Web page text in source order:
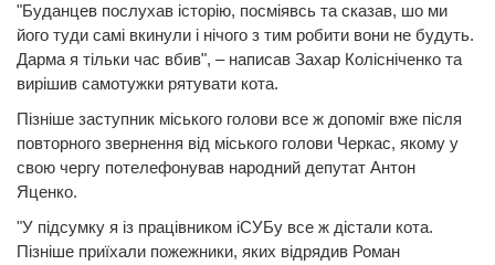
"Буданцев послухав історію, посміявсь та сказав, шо ми
його туди самі вкинули і нічого з тим робити вони не будуть.
Дарма я тільки час вбив", – написав Захар Колісніченко та
вирішив самотужки рятувати кота.
Пізніше заступник міського голови все ж допоміг вже після
повторного звернення від міського голови Черкас, якому у
свою чергу потелефонував народний депутат Антон
Яценко.
"У підсумку я із працівником іСУБу все ж дістали кота.
Пізніше приїхали пожежники, яких відрядив Роман